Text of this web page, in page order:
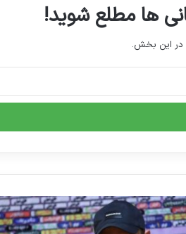
ها مطلع شوید!
در این بخش.